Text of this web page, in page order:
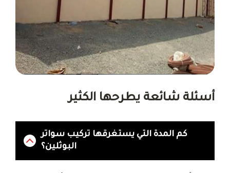
أسئلة شائعة يطرحها الكثير
كم المدة التي يستغرقها تركيب سواتر
البوثلين؟